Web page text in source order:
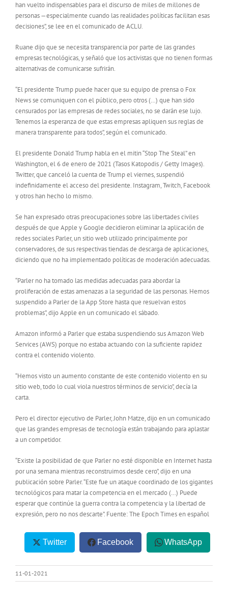
han vuelto indispensables para el discurso de miles de millones de
personas —especialmente cuando las realidades políticas facilitan esas
decisiones”, se lee en el comunicado de ACLU.
Ruane dijo que se necesita transparencia por parte de las grandes
empresas tecnológicas, y señaló que los activistas que no tienen formas
alternativas de comunicarse sufrirán.
“El presidente Trump puede hacer que su equipo de prensa o Fox
News se comuniquen con el público, pero otros (…) que han sido
censurados por las empresas de redes sociales, no se darán ese lujo.
Tenemos la esperanza de que estas empresas apliquen sus reglas de
manera transparente para todos”, según el comunicado.
El presidente Donald Trump habla en el mitin “Stop The Steal” en
Washington, el 6 de enero de 2021 (Tasos Katopodis / Getty Images).
Twitter, que canceló la cuenta de Trump el viernes, suspendió
indefinidamente el acceso del presidente. Instagram, Twitch, Facebook
y otros han hecho lo mismo.
Se han expresado otras preocupaciones sobre las libertades civiles
después de que Apple y Google decidieron eliminar la aplicación de
redes sociales Parler, un sitio web utilizado principalmente por
conservadores, de sus respectivas tiendas de descarga de aplicaciones,
diciendo que no ha implementado políticas de moderación adecuadas.
“Parler no ha tomado las medidas adecuadas para abordar la
proliferación de estas amenazas a la seguridad de las personas. Hemos
suspendido a Parler de la App Store hasta que resuelvan estos
problemas”, dijo Apple en un comunicado el sábado.
Amazon informó a Parler que estaba suspendiendo sus Amazon Web
Services (AWS) porque no estaba actuando con la suficiente rapidez
contra el contenido violento.
“Hemos visto un aumento constante de este contenido violento en su
sitio web, todo lo cual viola nuestros términos de servicio”, decía la
carta.
Pero el director ejecutivo de Parler, John Matze, dijo en un comunicado
que las grandes empresas de tecnología están trabajando para aplastar
a un competidor.
“Existe la posibilidad de que Parler no esté disponible en Internet hasta
por una semana mientras reconstruimos desde cero”, dijo en una
publicación sobre Parler. “Este fue un ataque coordinado de los gigantes
tecnológicos para matar la competencia en el mercado (…) Puede
esperar que continúe la guerra contra la competencia y la libertad de
expresión, pero no nos descarte”. Fuente: The Epoch Times en español
Twitter Facebook WhatsApp
11-01-2021